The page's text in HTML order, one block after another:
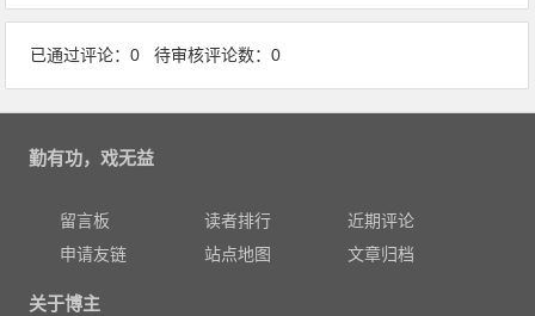
已通过评论：0 待审核评论数：0
勤有功，戏无益
留言板 读者排行
近期评论
申请友链
站点地图 文章归档
关于博主